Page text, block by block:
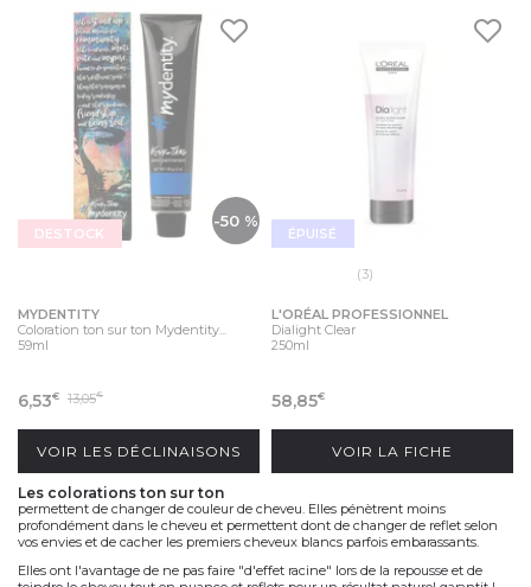
DESTOCK
-50 %
MYDENTITY
Coloration ton sur ton Mydentity...
59ml
6,53€ 13,05€
VOIR LES DÉCLINAISONS
ÉPUISÉ
(3)
L'ORÉAL PROFESSIONNEL
Dialight Clear
250ml
58,85€
VOIR LA FICHE
les colorations ton sur ton
permettent de changer de couleur de cheveu. Elles pénètrent moins
profondément dans le cheveu et permettent dont de changer de reflet selon
vos envies et de cacher les premiers cheveux blancs parfois embarassants.
Elles ont l'avantage de ne pas faire "d'effet racine" lors de la repousse et de